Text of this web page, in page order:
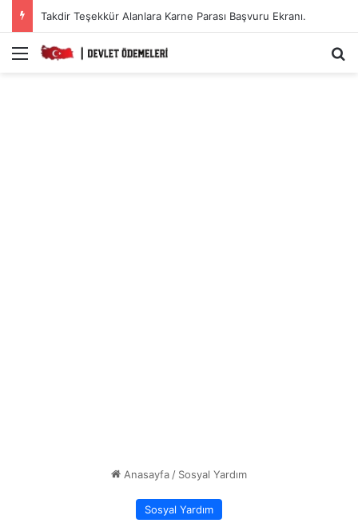
Takdir Teşekkür Alanlara Karne Parası Başvuru Ekranı.
Menü
Anasayfa/ Sosyal Yardım
Sosyal Yardım